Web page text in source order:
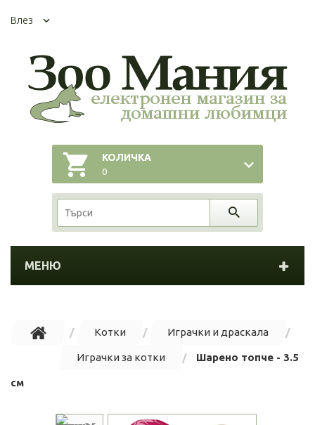
Влез
КОЛИЧКА
0
МЕНЮ
Котки Играчки и драскала
Играчки за котки Шарено топче - 3.5
см